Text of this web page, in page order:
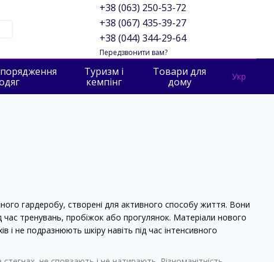
+38 (063) 250-53-72
+38 (067) 435-39-27
+38 (044) 344-29-64
Передзвонити вам?
Туризм і
кемпінг
Товари для
дому
Укр
гардеробу, створені для активного способу життя. Вони
час тренувань, пробіжок або прогулянок. Матеріали нового
і не подразнюють шкіру навіть під час інтенсивного